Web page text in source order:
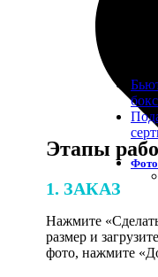
Этапы
1. ЗАКАЗ
Нажмите
размер и
фото, нажмите